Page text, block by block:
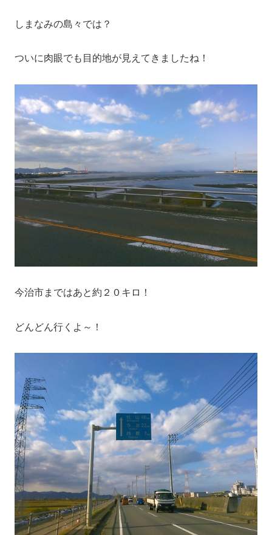
しまなみの島々では？
ついに肉眼でも目的地が見えてきましたね！
今治市まではあと約２０キロ！
どんどん行くよ～！